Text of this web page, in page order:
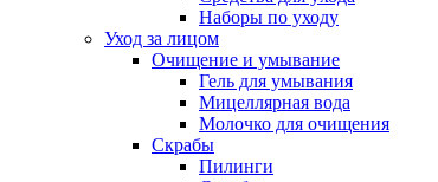
Наборы по уходу
Уход за лицом
Очищение и умывание
Гель для умывания
Мицеллярная вода
Молочко для очищения
Скрабы
Пилинги